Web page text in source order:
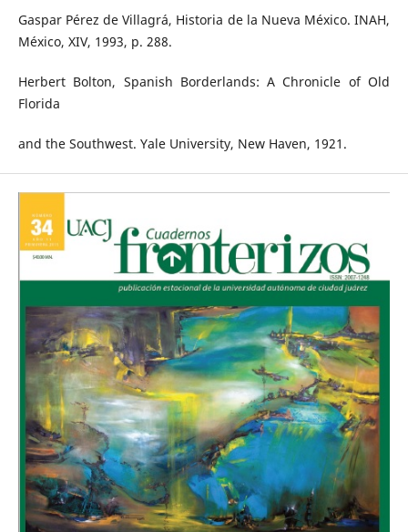
Gaspar Pérez de Villagrá, Historia de la Nueva México. INAH,
México, XIV, 1993, p. 288.
Herbert Bolton, Spanish Borderlands: A Chronicle of Old
Florida
and the Southwest. Yale University, New Haven, 1921.